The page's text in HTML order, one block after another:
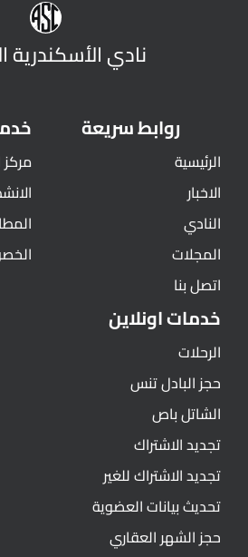
نادي الأسكندرية
روابط سريعة
الرئيسية
الاخبار
النادي
المجلات
اتصل بنا
خدمات اونلاين
الرحلات
حجز البادل تنس
الشاتل باص
تجديد الاشتراك
تجديد الاشتراك للغير
تحديث بيانات العضوية
حجز الشهر العقاري